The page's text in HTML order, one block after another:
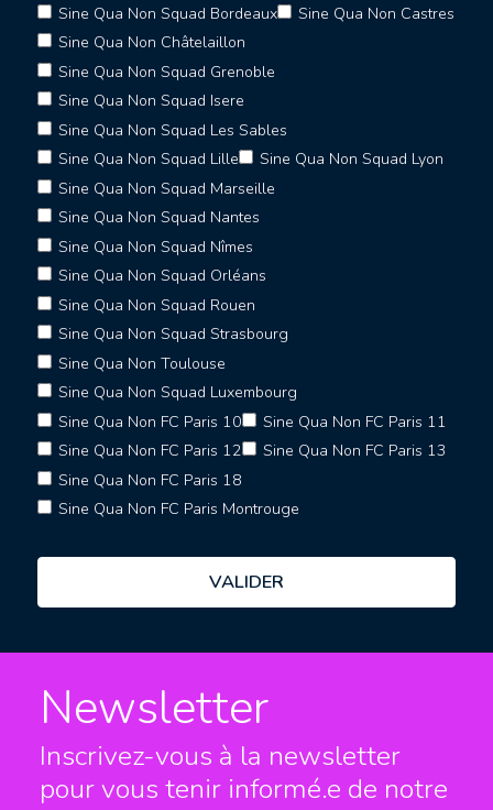
Sine Qua Non Squad Bordeaux
Sine Qua Non Castres
Sine Qua Non Châtelaillon
Sine Qua Non Squad Grenoble
Sine Qua Non Squad Isere
Sine Qua Non Squad Les Sables
Sine Qua Non Squad Lille
Sine Qua Non Squad Lyon
Sine Qua Non Squad Marseille
Sine Qua Non Squad Nantes
Sine Qua Non Squad Nîmes
Sine Qua Non Squad Orléans
Sine Qua Non Squad Rouen
Sine Qua Non Squad Strasbourg
Sine Qua Non Toulouse
Sine Qua Non Squad Luxembourg
Sine Qua Non FC Paris 10
Sine Qua Non FC Paris 11
Sine Qua Non FC Paris 12
Sine Qua Non FC Paris 13
Sine Qua Non FC Paris 18
Sine Qua Non FC Paris Montrouge
Newsletter
Inscrivez-vous à la newsletter
pour vous tenir informé.e de notre